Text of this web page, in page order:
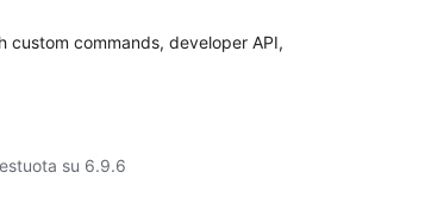
custom commands, developer API,
su 6.9.6